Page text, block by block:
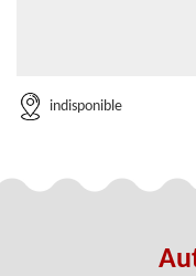
indisponible